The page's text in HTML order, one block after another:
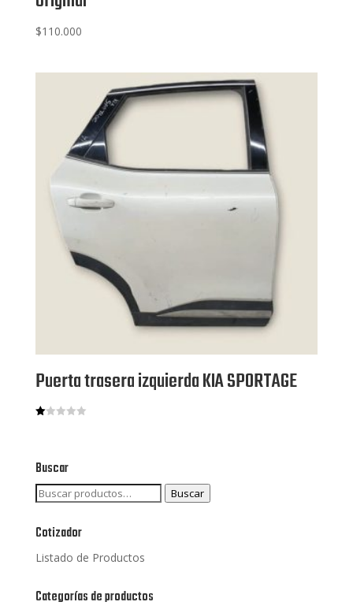
$110.000
Puerta trasera izquierda KIA SPORTAGE
o
co
n
1.
00
Buscar
Buscar
Buscar
Cotizador
Listado de Productos
Categorías de productos